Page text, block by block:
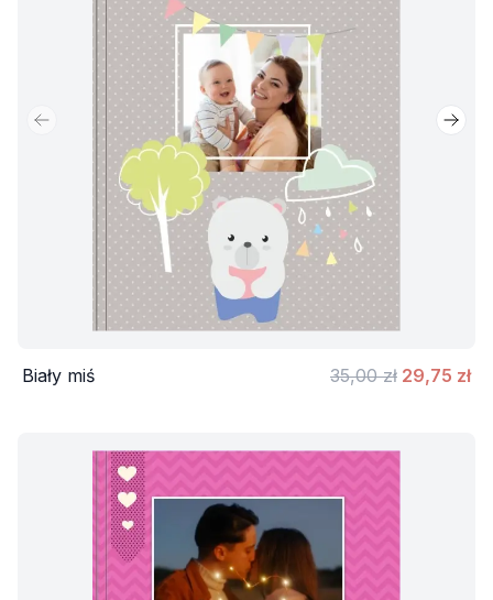
Poprzedni slajd
Biały miś 35,00 zł 29,75 zł